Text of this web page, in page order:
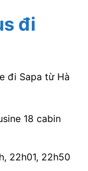
đi
đi Sapa từ Hà
18 cabin
22h01, 22h50